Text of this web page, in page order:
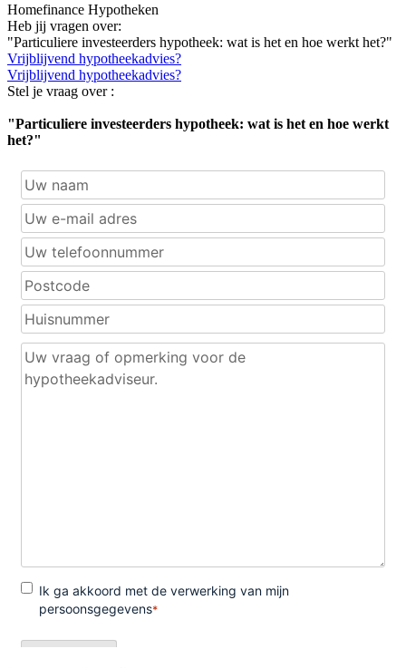
Homefinance Hypotheken
Heb jij vragen over:
"Particuliere investeerders hypotheek: wat is het en hoe werkt het?"
Vrijblijvend hypotheekadvies?
Vrijblijvend hypotheekadvies?
Stel je vraag over :
"Particuliere investeerders hypotheek: wat is het en hoe werkt
het?"